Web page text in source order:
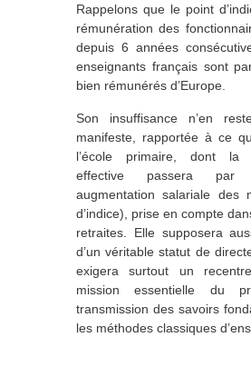
Rappelons que le point
rémunération des
depuis 6 années
enseignants français sont
bien rémunérés d’Europe.
Son insuffisance n’en
manifeste, rapportée à ce
l’école primaire, dont la
effective passera
augmentation salariale des
d’indice), prise en compte
retraites. Elle supposera
d’un véritable statut de
exigera surtout un
mission essentielle du
transmission des savoirs
les méthodes classiques